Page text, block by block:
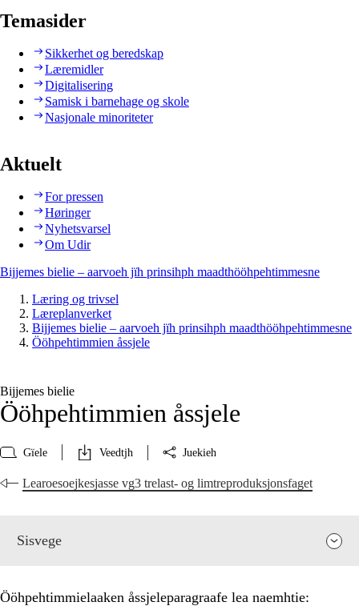
Temasider
Sikkerhet og beredskap
Læremidler
Digitalisering
Samisk i barnehage og skole
Nasjonale minoriteter
Aktuelt
For pressen
Høringer
Nyhetsvarsel
Om Udir
Bijjemes bielie – aarvoeh jïh prinsihph maadthööhpehtimmesne
Læring og trivsel
Læreplanverket
Bijjemes bielie – aarvoeh jïh prinsihph maadthööhpehtimmesne
Ööhpehtimmien åssjele
Bijjemes bielie
Ööhpehtimmien åssjele
Gïele Veedtjh Juekieh
Learoesoejkesjasse vg3 trelast- og limtreproduksjonsfaget
Sisvege
Ööhpehtimmielaaken åssjeleparagraafe lea naemhtie: